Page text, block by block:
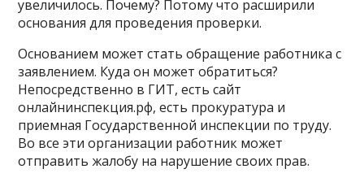
увеличилось. Почему? Потому что расширили
основания для проведения проверки.
Основанием может стать обращение работника с
заявлением. Куда он может обратиться?
Непосредственно в ГИТ, есть сайт
онлайнинспекция.рф, есть прокуратура и
приемная Государственной инспекции по труду.
Во все эти организации работник может
отправить жалобу на нарушение своих прав.